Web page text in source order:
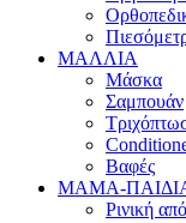
ΜΑΛΛΙΑ
Μάσκα
Σαμπουάν
Βαφές
ΜΑΜΑ-
Ρινική